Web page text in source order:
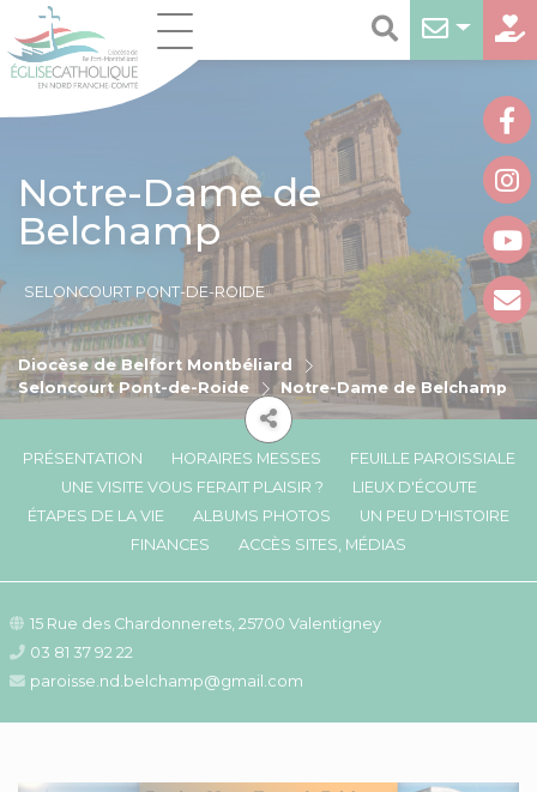
Notre-Dame de
Belchamp
SELONCOURT PONT-DE-ROIDE
Diocèse de Belfort Montbéliard
Seloncourt Pont-de-Roide
Notre-Dame de Belchamp
PRÉSENTATION HORAIRES MESSES
FEUILLE PAROISSIALE
UNE VISITE VOUS FERAIT PLAISIR ?
LIEUX D'ÉCOUTE
ÉTAPES DE LA VIE
ALBUMS PHOTOS
UN PEU D'HISTOIRE
FINANCES
ACCÈS SITES, MÉDIAS
15 Rue des Chardonnerets, 25700 Valentigney
03 81 37 92 22
paroisse.nd.belchamp@gmail.com